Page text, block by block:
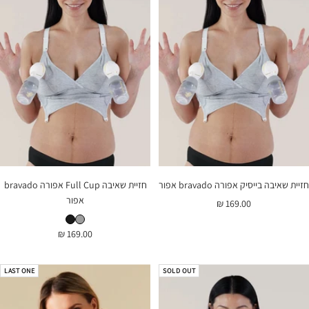
חזיית שאיבה בייסיק אפורה bravado אפור
מחיר
169.00 ₪
חזיית שאיבה Full Cup אפורה bravado
אפור
חזיית שאיבה Full Cup אפורה bravado אפורחזיית שאיבה Full Cup אפורה bravado שחור
מחיר
169.00 ₪
SOLD OUT
LAST ONE